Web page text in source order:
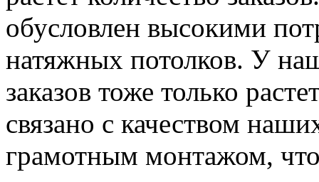
обусловлен высокими
натяжных потолков. У
заказов тоже только
связано с качеством
грамотным монтажом,